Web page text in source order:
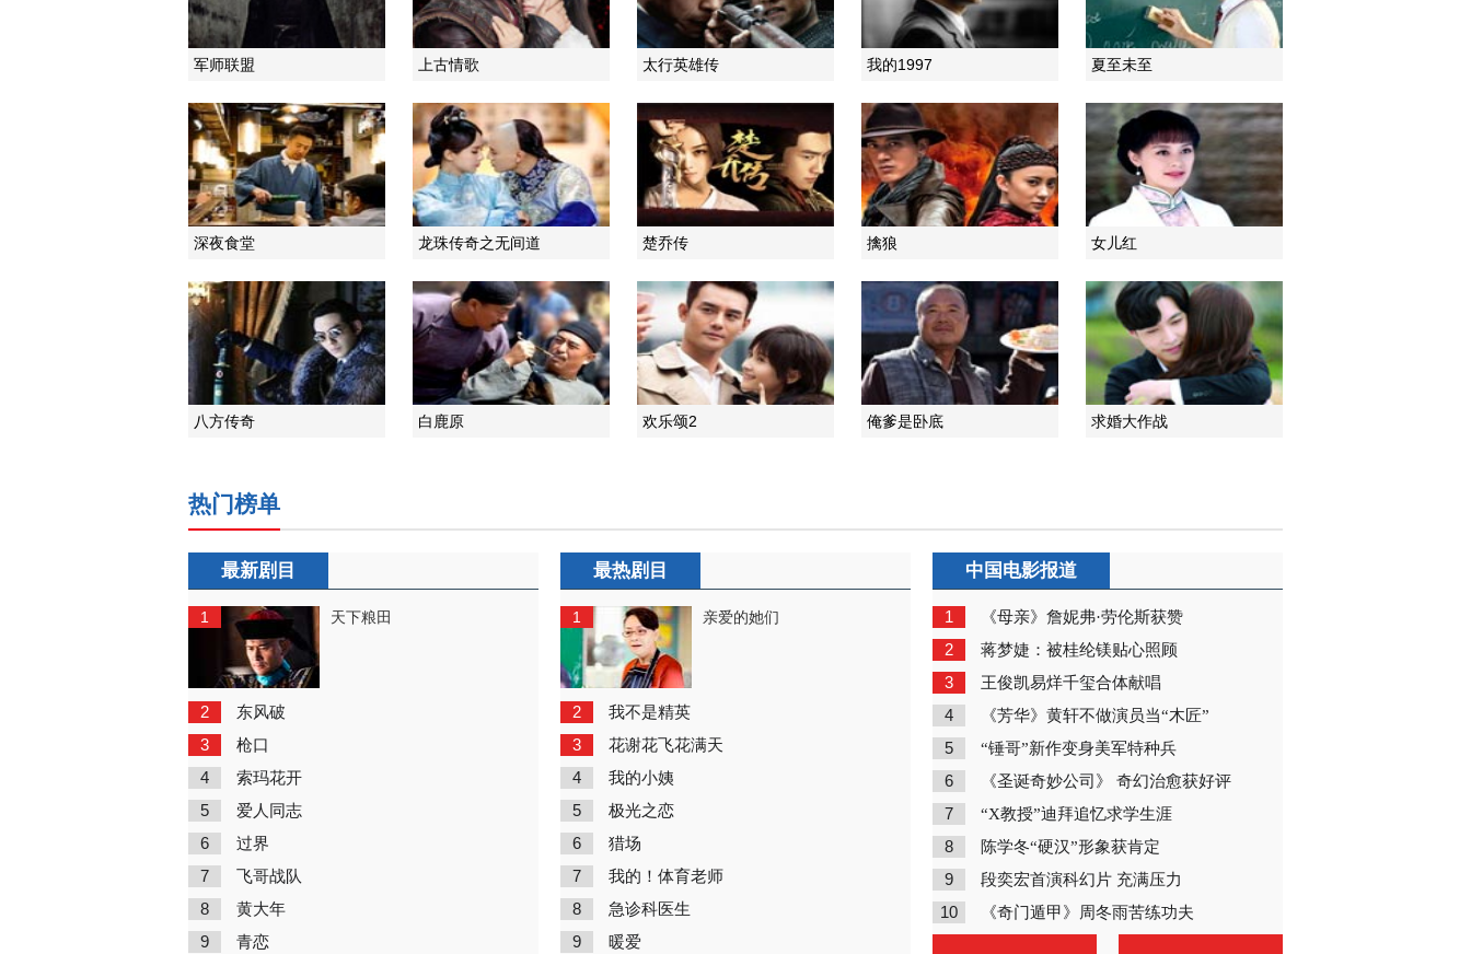
军师联盟 上古情歌 太行英雄传 我的1997 夏至未至
深夜食堂 龙珠传奇之无间道 楚乔传 擒狼 女儿红
八方传奇 白鹿原 欢乐颂2 俺爹是卧底 求婚大作战
热门榜单
最新剧目
1 天下粮田
2 东风破
3 枪口
4 索玛花开
5 爱人同志
6 过界
7 飞哥战队
8 黄大年
9 青恋
最热剧目
1 亲爱的她们
2 我不是精英
3 花谢花飞花满天
4 我的小姨
5 极光之恋
6 猎场
7 我的！体育老师
8 急诊科医生
9 暖爱
中国电影报道
1 《母亲》詹妮弗·劳伦斯获赞
2 蒋梦婕：被桂纶镁贴心照顾
3 王俊凯易烊千玺合体献唱
4 《芳华》黄轩不做演员当“木匠”
5 “锤哥”新作变身美军特种兵
6 《圣诞奇妙公司》 奇幻治愈获好评
7 “X教授”迪拜追忆求学生涯
8 陈学冬“硬汉”形象获肯定
9 段奕宏首演科幻片 充满压力
10 《奇门遁甲》周冬雨苦练功夫